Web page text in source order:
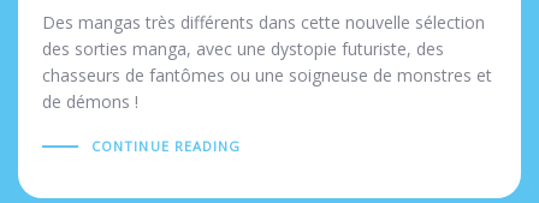
Des mangas très différents dans cette nouvelle sélection
des sorties manga, avec une dystopie futuriste, des
chasseurs de fantômes ou une soigneuse de monstres et
de démons !
CONTINUE READING